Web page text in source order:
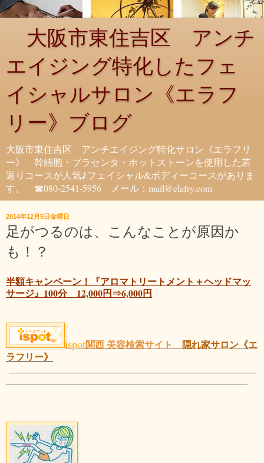
大阪市東住吉区 アンチ
エイジング特化したフェ
イシャルサロン《エラフ
リー》ブログ
大阪市東住吉区 アンチエイジング特化サロン《エラフリ
ー》 幹細胞・プラセンタ・ホットストーンを使用した若
返りコースが人気♪フェイシャル&ボディーコースがありま
す。 ☎080-2541-5956 メール：mail@elafry.com
2014年12月5日金曜日
足がつるのは、こんなことが原因か
も！？
半額キャンペーン！『アロマトリートメント＋ヘッドマッ
サージ』100分 12,000円⇒6,000円
ispot関西 美容検索サイト 隠れ家サロン 《エ
ラフリー》